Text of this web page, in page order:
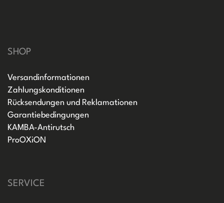
SHOP
Versandinformationen
Zahlungskonditionen
Rücksendungen und Reklamationen
Garantiebedingungen
KAMBA-Antirutsch
ProOXiON
SERVICE